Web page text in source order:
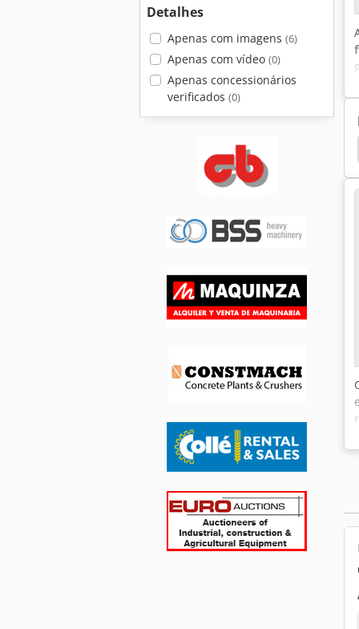
Detalhes
Apenas com imagens (6)
Apenas com vídeo (0)
Apenas concessionários
verificados (0)